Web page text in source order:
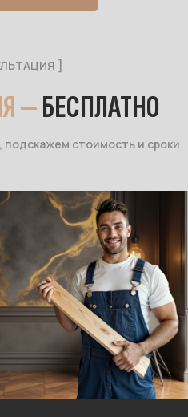
]
—БЕСПЛАТНО
стоимость и сроки